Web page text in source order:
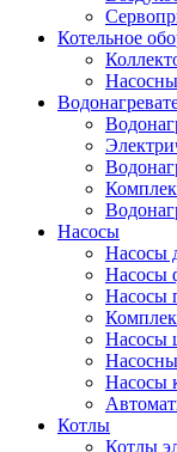
Котельное
Насосы
Насосы
Насосы
Насосы
Насосы
Насосы
Котлы
Котлы